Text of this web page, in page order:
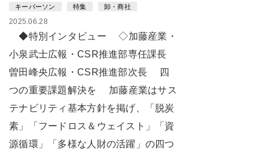
キーパーソン 特集 卸・商社
2025.06.28
◆特別インタビュー ◇加藤産業・
小泉武士広報・CSR推進部専任課長
曽田峰央広報・CSR推進部次長 四
つの重要課題解決を 加藤産業はサス
テナビリティ基本方針を掲げ、「脱炭
素」「フードロス＆ウェイスト」「資
源循環」「多様な人財の活躍」の四つ